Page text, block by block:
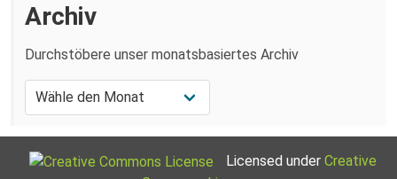
Archiv
Durchstöbere unser monatsbasiertes Archiv
Licensed under Creative